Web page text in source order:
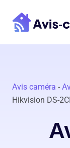
contenu
Avis caméra -
Hikvision DS-